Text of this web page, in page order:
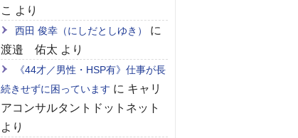
こ より
西田 俊幸（にしだとしゆき）
に
渡邉 佑太 より
《44才／男性・HSP有》仕事が長
続きせずに困っています に キャリ
アコンサルタントドットネット
より